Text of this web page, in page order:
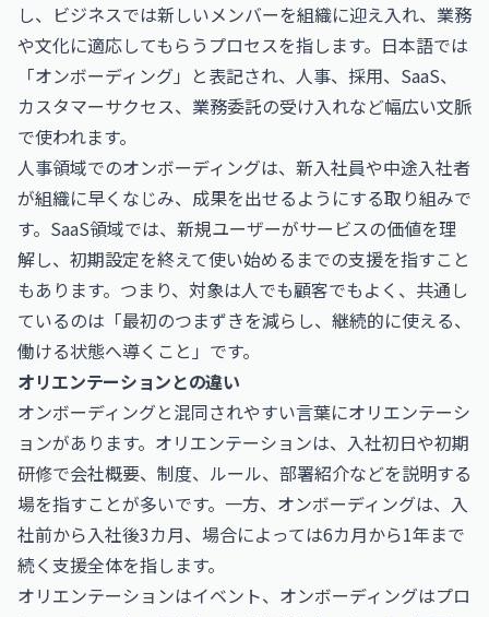
し、ビジネスでは新しいメンバーを組織に迎え入れ、業務
や文化に適応してもらうプロセスを指します。日本語では
「オンボーディング」と表記され、人事、採用、SaaS、
カスタマーサクセス、業務委託の受け入れなど幅広い文脈
で使われます。
人事領域でのオンボーディングは、新入社員や中途入社者
が組織に早くなじみ、成果を出せるようにする取り組みで
す。SaaS領域では、新規ユーザーがサービスの価値を理
解し、初期設定を終えて使い始めるまでの支援を指すこと
もあります。つまり、対象は人でも顧客でもよく、共通し
ているのは「最初のつまずきを減らし、継続的に使える、
働ける状態へ導くこと」です。
オリエンテーションとの違い
オンボーディングと混同されやすい言葉にオリエンテーシ
ョンがあります。オリエンテーションは、入社初日や初期
研修で会社概要、制度、ルール、部署紹介などを説明する
場を指すことが多いです。一方、オンボーディングは、入
社前から入社後3カ月、場合によっては6カ月から1年まで
続く支援全体を指します。
オリエンテーションはイベント、オンボーディングはプロ